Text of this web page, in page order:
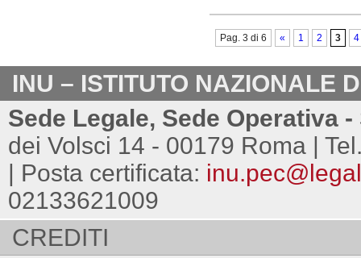
Pag. 3 di 6 « 1 2 3 4
INU – ISTITUTO NAZIONALE
Sede Legale, Sede Operativa
dei Volsci 14 - 00179 Roma |
| Posta certificata:
02133621009
CREDITI